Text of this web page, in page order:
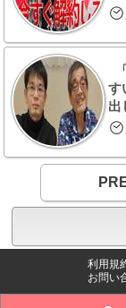
す
出
利用規
お問い